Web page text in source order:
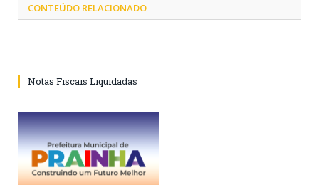
CONTEÚDO RELACIONADO
Notas Fiscais Liquidadas